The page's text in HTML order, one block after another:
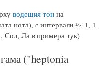
водещия тон на
нота), с интервали ½, 1, 1,
Ла в примера тук)
("heptonia